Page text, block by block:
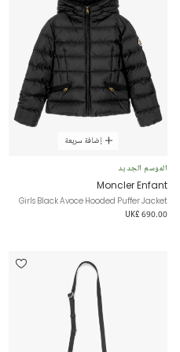
إضافة سريعة
الموسم الجديد
Moncler Enfant
Girls Black Avoce Hooded Puffer Jacket
UK£ 690.00